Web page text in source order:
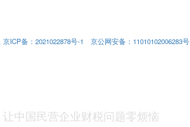
京ICP备：2021022878号-1
京公网安备：11010102006283号
让中国民营企业财税问题零烦恼